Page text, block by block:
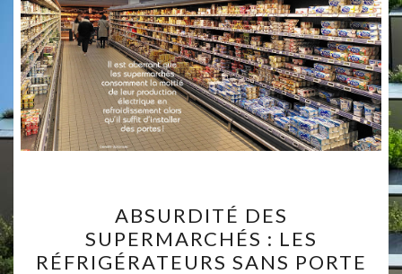
DES
SUPERMARCHÉS :
LES
ABSURDITÉ DES
SUPERMARCHÉS : LES
RÉFRIGÉRATEURS SANS PORTE